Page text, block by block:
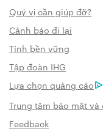
Quý vị cần giúp đỡ?
Cảnh báo đi lại
Tính bền vững
Tập đoàn IHG
Lựa chọn quảng cáo
Trung tâm bảo mật và
Feedback